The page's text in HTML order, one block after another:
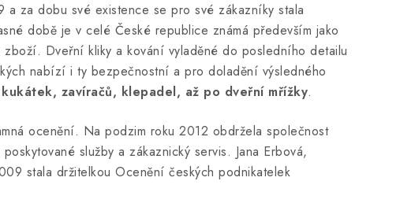
za dobu své existence se pro své zákazníky stala
době je v celé České republice známá především jako
Dveřní kliky a kování vyladěné do posledního detailu
nabízí i ty bezpečnostní a pro doladění výsledného
zavíračů, klepadel, až po dveřní mřížky.
ocenění. Na podzim roku 2012 obdržela společnost
poskytované služby a zákaznický servis. Jana Erbová,
stala držitelkou Ocenění českých podnikatelek